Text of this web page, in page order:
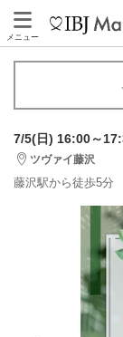
メニュー
7/5(日) 16:00～
ツヴァイ藤沢
藤沢駅から徒歩5分